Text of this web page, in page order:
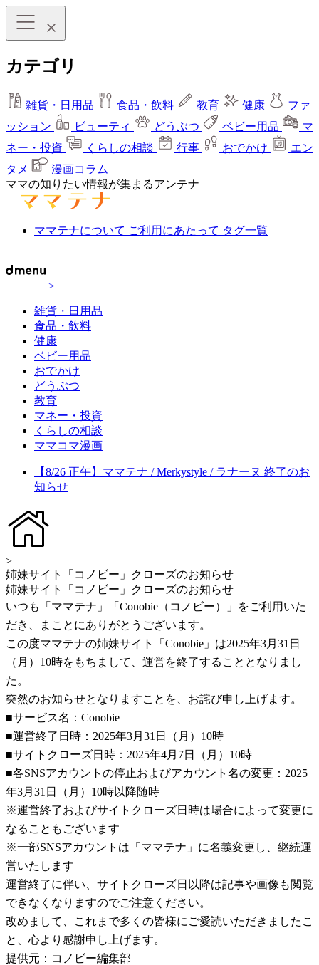
カテゴリ
雑貨・日用品 食品・飲料 教育 健康
ファ
ッション
ビューティ どうぶつ ベビー用品
マ
ネー・投資
くらしの相談 行事 おでかけ
エン
タメ
漫画コラム
ママの知りたい情報が集まるアンテナ
ママテナについて ご利用にあたって タグ一覧
>
雑貨・日用品
食品・飲料
健康
ベビー用品
おでかけ
どうぶつ
教育
マネー・投資
くらしの相談
ママコマ漫画
【8/26 正午】ママテナ / Merkystyle / ラナーヌ 終了のお
知らせ
>
姉妹サイト「コノビー」クローズのお知らせ
姉妹サイト「コノビー」クローズのお知らせ
いつも「ママテナ」「Conobie（コノビー）」をご利用いた
だき、まことにありがとうございます。
この度ママテナの姉妹サイト「Conobie」は2025年3月31日
（月）10時をもちまして、運営を終了することとなりまし
た。
突然のお知らせとなりますことを、お詫び申し上げます。
■サービス名：Conobie
■運営終了日時：2025年3月31日（月）10時
■サイトクローズ日時：2025年4月7日（月）10時
■各SNSアカウントの停止およびアカウント名の変更：2025
年3月31日（月）10時以降随時
※運営終了およびサイトクローズ日時は場合によって変更に
なることもございます
※一部SNSアカウントは「ママテナ」に名義変更し、継続運
営いたします
運営終了に伴い、サイトクローズ日以降は記事や画像も閲覧
できなくなりますのでご注意ください。
改めまして、これまで多くの皆様にご愛読いただきましたこ
と、心より感謝申し上げます。
提供元：コノビー編集部